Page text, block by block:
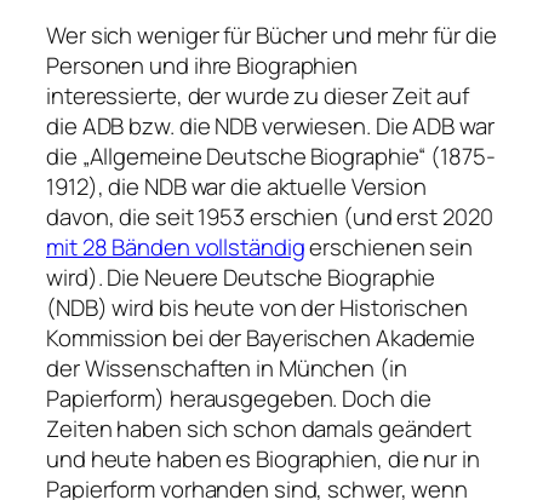
Wer sich weniger für Bücher und mehr für die
Personen und ihre Biographien
interessierte, der wurde zu dieser Zeit auf
die ADB bzw. die NDB verwiesen. Die ADB war
die „Allgemeine Deutsche Biographie“ (1875-
1912), die NDB war die aktuelle Version
davon, die seit 1953 erschien (und erst 2020
mit 28 Bänden vollständigerschienen sein
wird). Die Neuere Deutsche Biographie
(NDB) wird bis heute von der Historischen
Kommission bei der Bayerischen Akademie
der Wissenschaften in München (in
Papierform) herausgegeben. Doch die
Zeiten haben sich schon damals geändert
und heute haben es Biographien, die nur in
Papierform vorhanden sind, schwer, wenn